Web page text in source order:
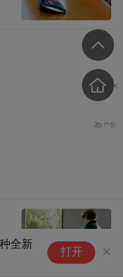
北京购房新政今起
缴满1年社保即可
打开